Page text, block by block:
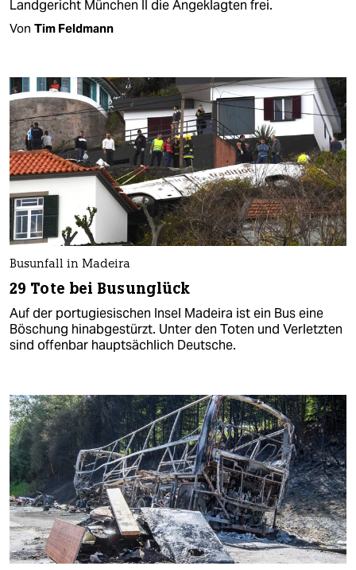
Landgericht München II die Angeklagten frei.
Von Tim Feldmann
Busunfall in Madeira
29 Tote bei Busunglück
Auf der portugiesischen Insel Madeira ist ein Bus eine
Böschung hinabgestürzt. Unter den Toten und Verletzten
sind offenbar hauptsächlich Deutsche.